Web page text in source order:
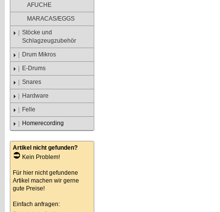
AFUCHE
MARACAS/EGGS
Stöcke und
Schlagzeugzubehör
Drum Mikros
E-Drums
Snares
Hardware
Felle
Homerecording
Artikel nicht gefunden?
Kein Problem!
Für hier nicht gefundene
Artikel machen wir gerne
gute Preise!
Einfach anfragen: